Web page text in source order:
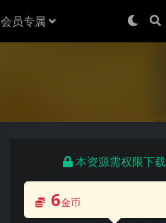
会员专属
本资源需权限下载
6金币